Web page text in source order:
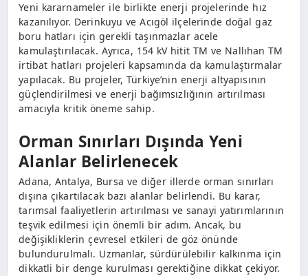
Yeni kararnameler ile birlikte enerji projelerinde hız
kazanılıyor. Derinkuyu ve Acıgöl ilçelerinde doğal gaz
boru hatları için gerekli taşınmazlar acele
kamulaştırılacak. Ayrıca, 154 kV hitit TM ve Nallıhan TM
irtibat hatları projeleri kapsamında da kamulaştırmalar
yapılacak. Bu projeler, Türkiye’nin enerji altyapısının
güçlendirilmesi ve enerji bağımsızlığının artırılması
amacıyla kritik öneme sahip.
Orman Sınırları Dışında Yeni
Alanlar Belirlenecek
Adana, Antalya, Bursa ve diğer illerde orman sınırları
dışına çıkartılacak bazı alanlar belirlendi. Bu karar,
tarımsal faaliyetlerin artırılması ve sanayi yatırımlarının
teşvik edilmesi için önemli bir adım. Ancak, bu
değişikliklerin çevresel etkileri de göz önünde
bulundurulmalı. Uzmanlar, sürdürülebilir kalkınma için
dikkatli bir denge kurulması gerektiğine dikkat çekiyor.